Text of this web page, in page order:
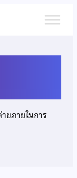
ยภายในการ